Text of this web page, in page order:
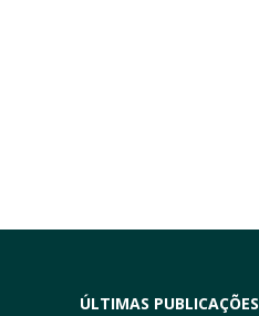
ÚLTIMAS PUBLICAÇÕES